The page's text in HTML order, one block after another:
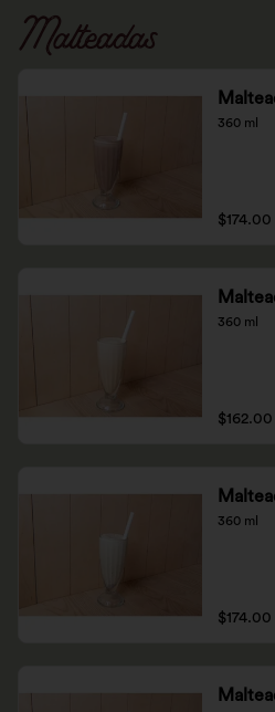
Malteadas
360 ml
$174.00
360 ml
$162.00
360 ml
$174.00